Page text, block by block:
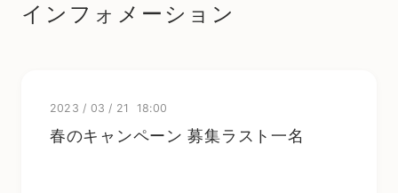
インフォメーション
2023 / 03 / 21 18:00
春のキャンペーン 募集ラスト一名